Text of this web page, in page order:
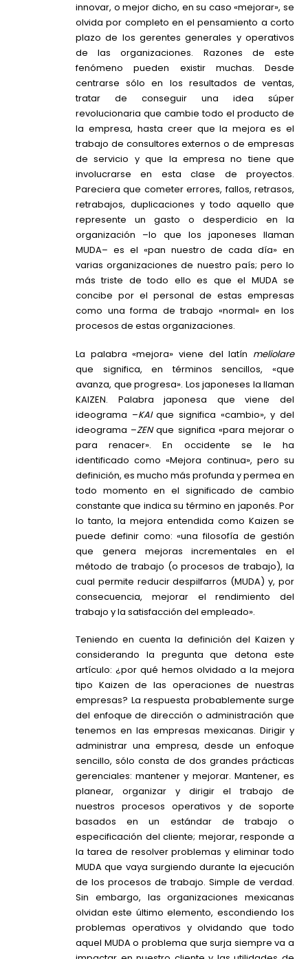
innovar, o mejor dicho, en su caso «mejorar», se
olvida por completo en el pensamiento a corto
plazo de los gerentes generales y operativos
de las organizaciones. Razones de este
fenómeno pueden existir muchas. Desde
centrarse sólo en los resultados de ventas,
tratar de conseguir una idea súper
revolucionaria que cambie todo el producto de
la empresa, hasta creer que la mejora es el
trabajo de consultores externos o de empresas
de servicio y que la empresa no tiene que
involucrarse en esta clase de proyectos.
Pareciera que cometer errores, fallos, retrasos,
retrabajos, duplicaciones y todo aquello que
represente un gasto o desperdicio en la
organización –lo que los japoneses llaman
MUDA– es el «pan nuestro de cada día» en
varias organizaciones de nuestro país; pero lo
más triste de todo ello es que el MUDA se
concibe por el personal de estas empresas
como una forma de trabajo «normal» en los
procesos de estas organizaciones.
La palabra «mejora» viene del latín meliolare
que significa, en términos sencillos, «que
avanza, que progresa». Los japoneses la llaman
KAIZEN. Palabra japonesa que viene del
ideograma –KAIque significa «cambio», y del
ideograma –ZENque significa «para mejorar o
para renacer». En occidente se le ha
identificado como «Mejora continua», pero su
definición, es mucho más profunda y permea en
todo momento en el significado de cambio
constante que indica su término en japonés. Por
lo tanto, la mejora entendida como Kaizen se
puede definir como: «una filosofía de gestión
que genera mejoras incrementales en el
método de trabajo (o procesos de trabajo), la
cual permite reducir despilfarros (MUDA) y, por
consecuencia, mejorar el rendimiento del
trabajo y la satisfacción del empleado».
Teniendo en cuenta la definición del Kaizen y
considerando la pregunta que detona este
artículo: ¿por qué hemos olvidado a la mejora
tipo Kaizen de las operaciones de nuestras
empresas? La respuesta probablemente surge
del enfoque de dirección o administración que
tenemos en las empresas mexicanas. Dirigir y
administrar una empresa, desde un enfoque
sencillo, sólo consta de dos grandes prácticas
gerenciales: mantener y mejorar. Mantener, es
planear, organizar y dirigir el trabajo de
nuestros procesos operativos y de soporte
basados en un estándar de trabajo o
especificación del cliente; mejorar, responde a
la tarea de resolver problemas y eliminar todo
MUDA que vaya surgiendo durante la ejecución
de los procesos de trabajo. Simple de verdad.
Sin embargo, las organizaciones mexicanas
olvidan este último elemento, escondiendo los
problemas operativos y olvidando que todo
aquel MUDA o problema que surja siempre va a